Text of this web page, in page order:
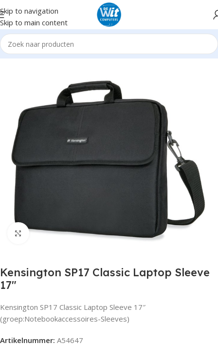
Skip to navigation
Skip to main content
Notebook/Tablet Accessoires Notebookaccessoires Sleeves
Click to enlarge
Kensington SP17 Classic Laptop Sleeve
17″
Kensington SP17 Classic Laptop Sleeve 17″
(groep:Notebookaccessoires-Sleeves)
Artikelnummer: A54647